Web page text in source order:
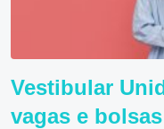
Vestibular
vagas e bolsas